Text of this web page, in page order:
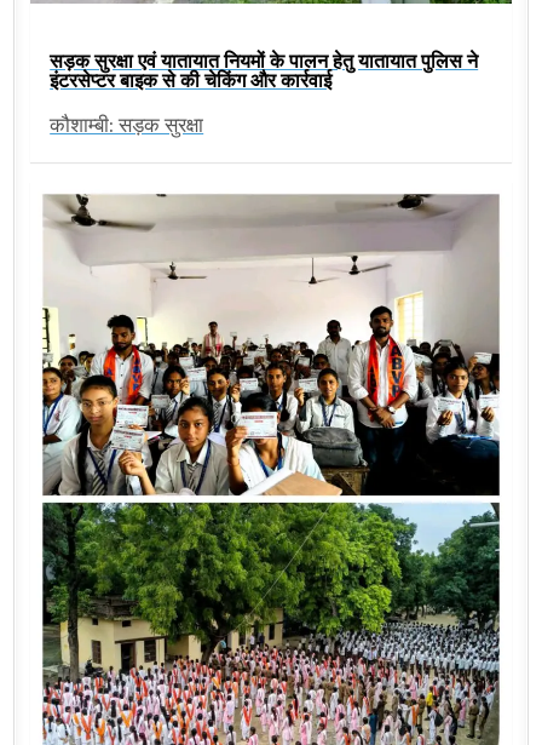
सड़क सुरक्षा एवं यातायात नियमों के पालन हेतु यातायात पुलिस ने
इंटरसेप्टर बाइक से की चेकिंग और कार्रवाई
कौशाम्बी: सड़क सुरक्षा